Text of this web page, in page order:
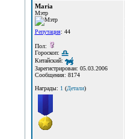
Maria
Мэтр
Репутация: 44
Пол:
Гороскоп:
Китайский:
Зарегистрирован: 05.03.2006
Сообщения: 8174
Награды: 1(Детали)